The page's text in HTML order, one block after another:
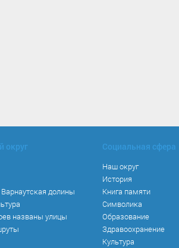
округ
долины
названы улицы
Социальная сфера
Наш округ
История
Книга памяти
Символика
Образование
Здравоохранение
Культура